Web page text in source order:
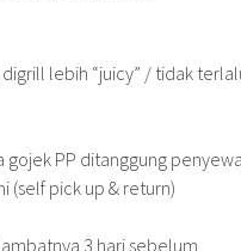
lebih “juicy” / tidak
PP ditanggung
(self pick up & return)
3 hari sebelum